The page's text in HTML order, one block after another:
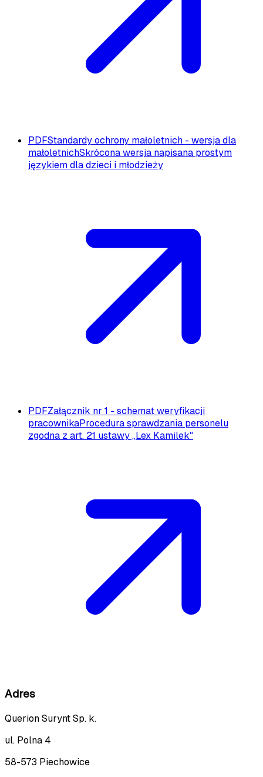
PDFStandardy ochrony małoletnich - wersja dla
małoletnichSkrócona wersja napisana prostym
językiem dla dzieci i młodzieży
PDFZałącznik nr 1 - schemat weryfikacji
pracownikaProcedura sprawdzania personelu
zgodna z art. 21 ustawy „Lex Kamilek"
Adres
Querion Surynt Sp. k.
ul. Polna 4
58-573 Piechowice